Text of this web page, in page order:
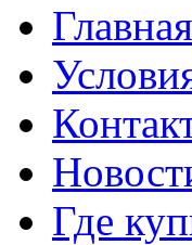
Главная
Где